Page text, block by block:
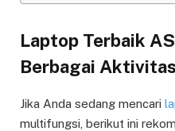
Laptop Terbaik
Berbagai Aktivitas
Jika Anda sedang mencari
multifungsi, berikut ini